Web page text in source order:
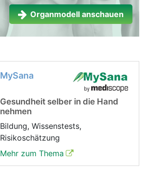
Organmodell anschauen
MySana
Gesundheit selber in die Hand
nehmen
Bildung, Wissenstests,
Risikoschätzung
Mehr zum Thema